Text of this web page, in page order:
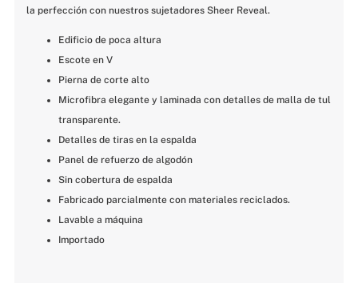
la perfección con nuestros sujetadores Sheer Reveal.
Edificio de poca altura
Escote en V
Pierna de corte alto
Microfibra elegante y laminada con detalles de malla de tul
transparente.
Detalles de tiras en la espalda
Panel de refuerzo de algodón
Sin cobertura de espalda
Fabricado parcialmente con materiales reciclados.
Lavable a máquina
Importado